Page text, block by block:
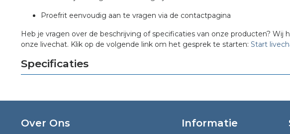
Proefrit eenvoudig aan te vragen via de contactpagina
Heb je vragen over de beschrijving of specificaties van onze producten? Wij
onze livechat. Klik op de volgende link om het gesprek te starten: Start
Specificaties
Over Ons Informatie